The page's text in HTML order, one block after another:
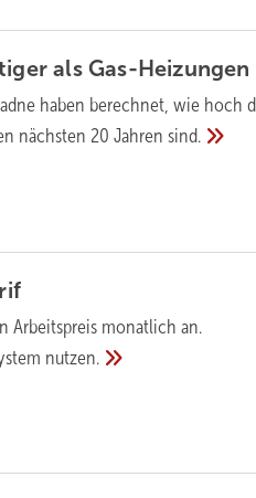
alsGas-Heizungen
haben berechnet, wie hoch
nächsten 20 Jahrensind.
Arbeitspreis monatlich an.
nutzen.